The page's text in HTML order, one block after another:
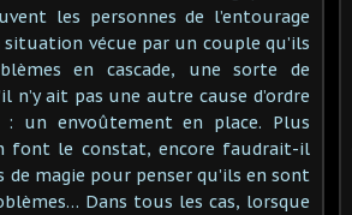
les personnes de l’entourage
vécue par un couple qu’ils
en cascade, une sorte de
ait pas une autre cause d’ordre
: un envoûtement en place. Plus
font le constat, encore faudrait-il
magie pour penser qu’ils en sont
Dans tous les cas, lorsque